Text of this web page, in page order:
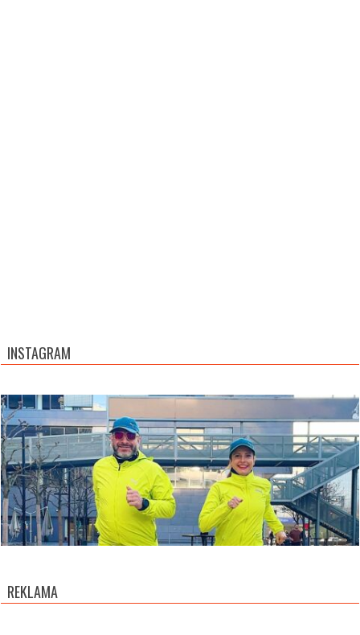
INSTAGRAM
REKLAMA